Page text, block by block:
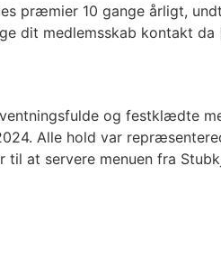
præmier 10 gange årligt,
dit medlemsskab kontakt
og festklædte
Alle hold var
at servere menuen fra